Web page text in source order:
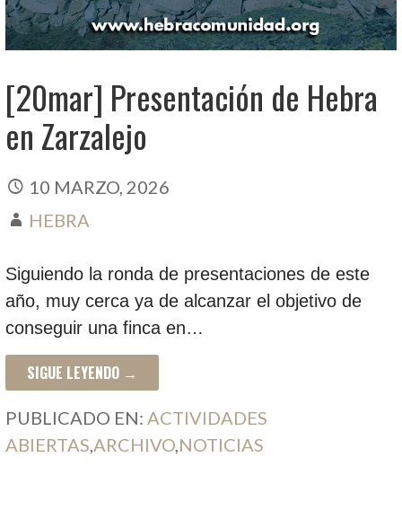
[20mar] Presentación de Hebra
en Zarzalejo
10 MARZO, 2026
HEBRA
Siguiendo la ronda de presentaciones de este
año, muy cerca ya de alcanzar el objetivo de
conseguir una finca en…
SIGUE LEYENDO →
PUBLICADO EN: ACTIVIDADES
ABIERTAS ARCHIVO NOTICIAS